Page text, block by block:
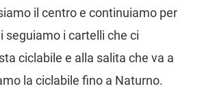
il centro e continuiamo per
seguiamo i cartelli che ci
ciclabile e alla salita che va a
la ciclabile fino a Naturno.